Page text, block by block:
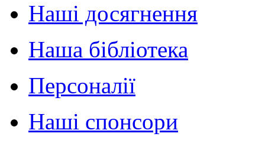
Наші досягнення
Наша бібліотека
Персоналії
Наші спонсори